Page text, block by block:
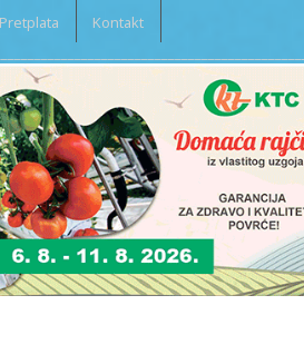
Pretplata Kontakt